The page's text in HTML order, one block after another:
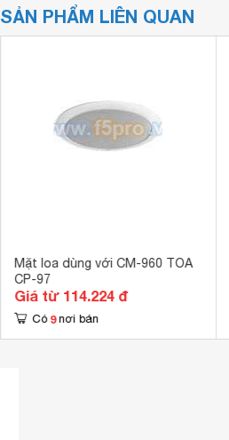
SẢN PHẨM LIÊN QUAN
Mặt loa dùng với CM-960 TOA
CP-97
Giá từ 114.224 đ
Có 9 nơi bán